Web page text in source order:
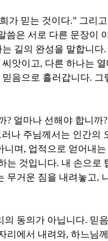
가 믿는 것이다.” 그리고
씀은 서로 다른 문장이
는 길의 완성을 말합니다.
앗이고, 다른 하나는
음으로 흘러갑니다. 그
? 얼마나 선해야 합니까?
러나 주님께서는 인간의
니며 , 업적으로 얻어내
는 것입니다. 내 손으로
무거운 짐을 내려놓고,
의 동의가 아닙니다. 믿
리에서 내려와, 하느님